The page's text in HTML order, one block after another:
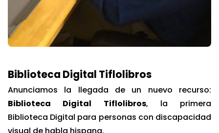
Biblioteca Digital Tiflolibros
Anunciamos la llegada de un nuevo recurso:
Biblioteca Digital Tiflolibros, la primera
Biblioteca Digital para personas con discapacidad